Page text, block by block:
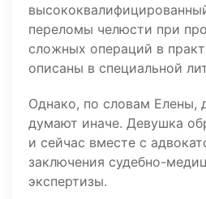
переломы челюсти при
сложных операций в
описаны в специальной
Однако, по словам Елены,
думают иначе. Девушка
и сейчас вместе с
заключения судебно-
экспертизы.